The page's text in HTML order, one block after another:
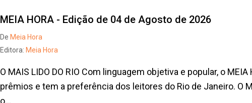
MEIA HORA - Edição de 04 de Agosto de 2026
De Meia Hora
Editora: Meia Hora
O MAIS LIDO DO RIO Com linguagem objetiva e popular, o
prêmios e tem a preferência dos leitores do Rio de Janeiro. O
o...